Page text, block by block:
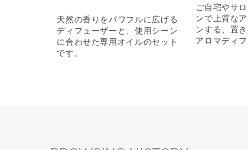
天然の香りをパワフルに広げる
ディフューザーと、使用シーン
に合わせた専用オイルのセット
です。
ご自宅やサ
ンで上質な
ンする、置
アロマディ